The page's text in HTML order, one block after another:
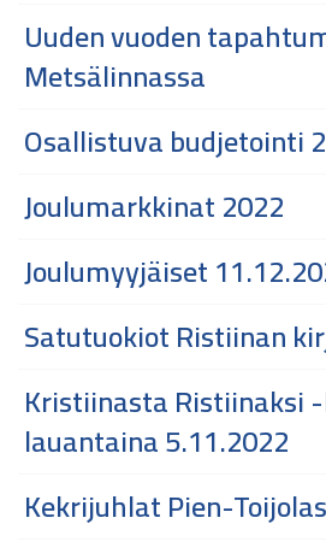
Uuden vuoden
Metsälinnassa
Osallistuva budjetointi
Joulumarkkinat 2022
Joulumyyjäiset
Satutuokiot Ristiinan
Kristiinasta Ristiinaksi
lauantaina 5.11.2022
Kekrijuhlat Pien-